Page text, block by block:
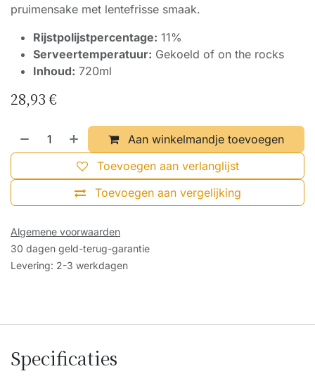
pruimensake met lentefrisse smaak.
Rijstpolijstpercentage: 11%
Serveertemperatuur: Gekoeld of on the rocks
Inhoud: 720ml
28,93€
Aan winkelmandje toevoegen
Toevoegen aan vergelijking
Toevoegen aan verlanglijst
Algemene voorwaarden
30 dagen geld-terug-garantie
Levering: 2-3 werkdagen
Specificaties